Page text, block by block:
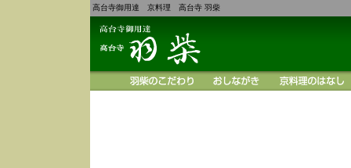
高台寺御用達 京料理 高台寺 羽柴